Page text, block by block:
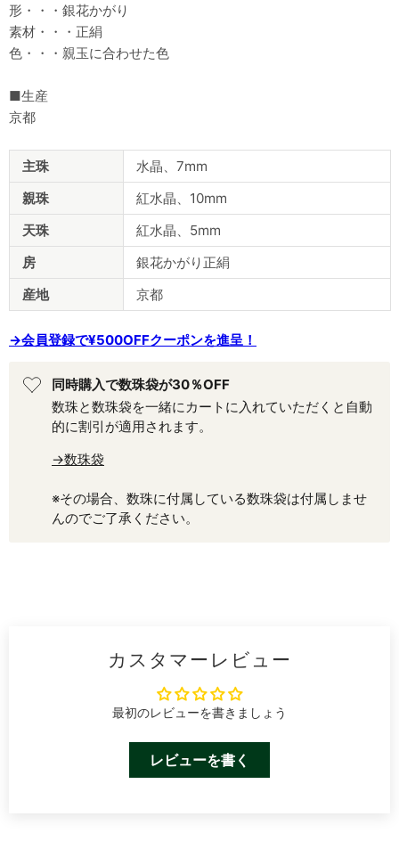
形・・・銀花かがり
素材・・・正絹
色・・・親玉に合わせた色
■生産
京都
主珠
水晶、7mm
親珠
紅水晶、10mm
天珠
紅水晶、5mm
房
銀花かがり正絹
産地
京都
→会員登録で¥500OFFクーポンを進呈！
同時購入で数珠袋が30％OFF
数珠と数珠袋を一緒にカートに入れていただくと自動
的に割引が適用されます。
→数珠袋
※その場合、数珠に付属している数珠袋は付属しませ
んのでご了承ください。
カスタマーレビュー
最初のレビューを書きましょう
レビューを書く